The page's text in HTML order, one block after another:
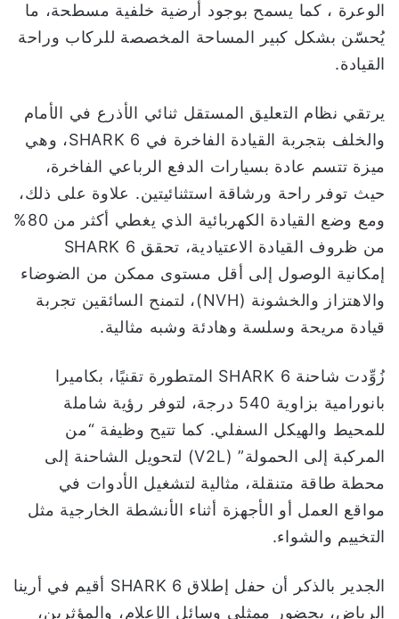
الوعرة ، كما يسمح بوجود أرضية خلفية مسطحة، ما
يُحسّن بشكل كبير المساحة المخصصة للركاب وراحة
القيادة.
يرتقي نظام التعليق المستقل ثنائي الأذرع في الأمام
والخلف بتجربة القيادة الفاخرة في SHARK 6، وهي
ميزة تتسم عادة بسيارات الدفع الرباعي الفاخرة،
حيث توفر راحة ورشاقة استثنائيتين. علاوة على ذلك،
ومع وضع القيادة الكهربائية الذي يغطي أكثر من 80%
من ظروف القيادة الاعتيادية، تحقق SHARK 6
إمكانية الوصول إلى أقل مستوى ممكن من الضوضاء
والاهتزاز والخشونة (NVH)، لتمنح السائقين تجربة
قيادة مريحة وسلسة وهادئة وشبه مثالية.
زُوِّدت شاحنة SHARK 6 المتطورة تقنيًا، بكاميرا
بانورامية بزاوية 540 درجة، لتوفر رؤية شاملة
للمحيط والهيكل السفلي. كما تتيح وظيفة “من
المركبة إلى الحمولة” (V2L) لتحويل الشاحنة إلى
محطة طاقة متنقلة، مثالية لتشغيل الأدوات في
مواقع العمل أو الأجهزة أثناء الأنشطة الخارجية مثل
التخييم والشواء.
الجدير بالذكر أن حفل إطلاق SHARK 6 أقيم في أرينا
الرياض، بحضور ممثلي وسائل الإعلام، والمؤثرين،